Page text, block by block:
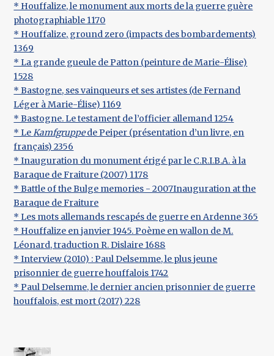
* Houffalize, le monument aux morts de la guerre guère
photographiable 1170
* Houffalize, ground zero (impacts des bombardements)
1369
* La grande gueule de Patton (peinture de Marie-Élise)
1528
* Bastogne, ses vainqueurs et ses artistes (de Fernand
Léger à Marie-Élise) 1169
* Bastogne. Le testament de l’officier allemand 1254
* LeKamfgruppede Peiper (présentation d’un livre, en
français) 2356
* Inauguration du monument érigé par le C.R.I.B.A. à la
Baraque de Fraiture (2007) 1178
* Battle of the Bulge memories - 2007Inauguration at the
Baraque de Fraiture
* Les mots allemands rescapés de guerre en Ardenne 365
* Houffalize en janvier 1945. Poème en wallon de M.
Léonard, traduction R. Dislaire 1688
* Interview (2010) : Paul Delsemme, le plus jeune
prisonnier de guerre houffalois 1742
* Paul Delsemme, le dernier ancien prisonnier de guerre
houffalois, est mort (2017) 228